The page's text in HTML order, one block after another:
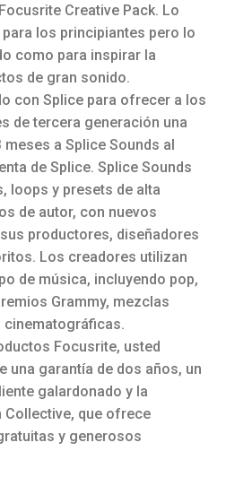
Creative Pack. Lo
los principiantes pero lo
como para inspirar la
de gran sonido.
con Splice para ofrecer a los
de tercera generación una
a Splice Sounds al
de Splice. Splice Sounds
loops y presets de alta
de autor, con nuevos
productores, diseñadores
Los creadores utilizan
de música, incluyendo pop,
Grammy, mezclas
cinematográficas.
Focusrite, usted
una garantía de dos años, un
galardonado y la
Collective, que ofrece
y generosos